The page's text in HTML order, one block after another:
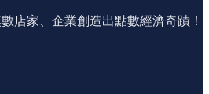
店家、企業創造出點數經濟奇蹟！